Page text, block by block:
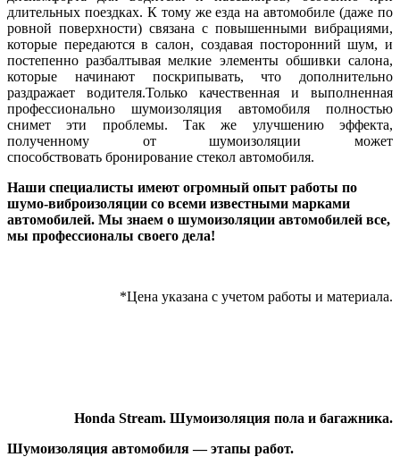
длительных поездках. К тому же езда на автомобиле (даже по
ровной поверхности) связана с повышенными вибрациями,
которые передаются в салон, создавая посторонний шум, и
постепенно разбалтывая мелкие элементы обшивки салона,
которые начинают поскрипывать, что дополнительно
раздражает водителя.Только качественная и выполненная
профессионально шумоизоляция автомобиля полностью
снимет эти проблемы. Так же улучшению эффекта,
полученному от шумоизоляции может
способствовать бронирование стекол автомобиля.
Наши специалисты имеют огромный опыт работы по
шумо-виброизоляции со всеми известными марками
автомобилей. Мы знаем о шумоизоляции автомобилей все,
мы профессионалы своего дела!
*Цена указана с учетом работы и материала.
Honda Stream. Шумоизоляция пола и багажника.
Шумоизоляция автомобиля — этапы работ.